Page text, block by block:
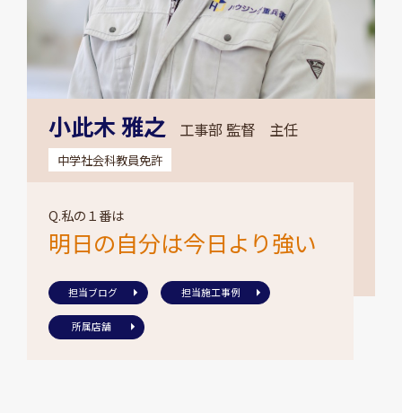
小此木 雅之 工事部 監督 主任
中学社会科教員免許
Q.私の１番は
明日の自分は今日より強い
担当ブログ 担当施工事例
所属店舗